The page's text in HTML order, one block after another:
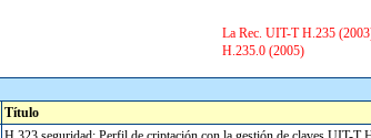
La Rec. UIT-T H.235
H.235.0 (2005)
Título